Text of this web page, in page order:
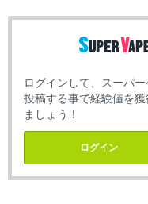
ログインして、スーパ
投稿する事で経験値を
ましょう！
ログイン